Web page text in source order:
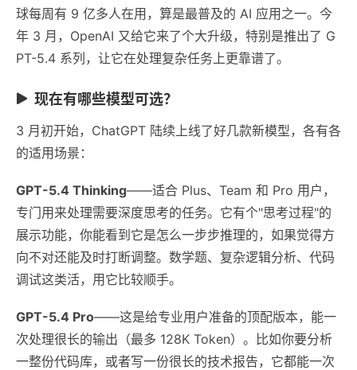
球每周有 9 亿多人在用，算是最普及的 AI 应用之一。今
年 3 月，OpenAI 又给它来了个大升级，特别是推出了 G
PT-5.4 系列，让它在处理复杂任务上更靠谱了。
现在有哪些模型可选？
3 月初开始，ChatGPT 陆续上线了好几款新模型，各有各
的适用场景：
GPT-5.4 Thinking——适合 Plus、Team 和 Pro 用户，
专门用来处理需要深度思考的任务。它有个"思考过程"的
展示功能，你能看到它是怎么一步步推理的，如果觉得方
向不对还能及时打断调整。数学题、复杂逻辑分析、代码
调试这类活，用它比较顺手。
GPT-5.4 Pro——这是给专业用户准备的顶配版本，能一
次处理很长的输出（最多 128K Token）。比如你要分析
一整份代码库，或者写一份很长的技术报告，它都能一次